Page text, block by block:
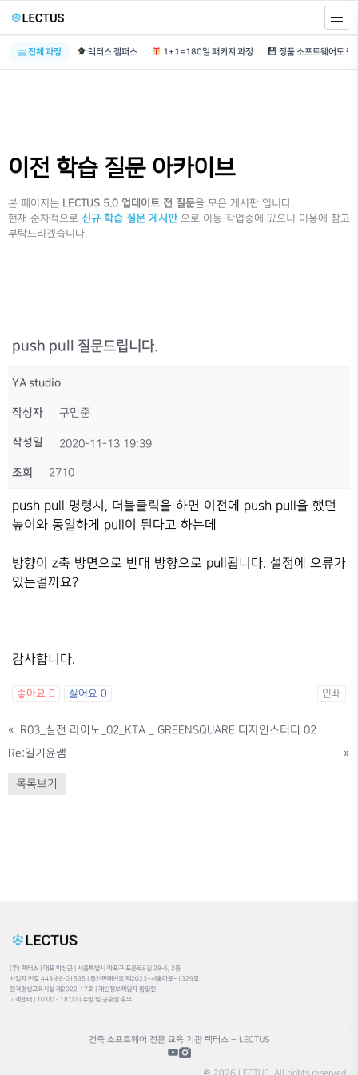
전체 과정 렉터스 캠퍼스 1+1=180일 패키지 과정
이전 학습 질문 아카이브
본 페이지는 LECTUS 5.0 업데이트 전 질문을 모은 게시판 입니다.
현재 순차적으로 신규 학습 질문 게시판 으로 이동 작업중에 있으니 이용에 참고
부탁드리겠습니다.
push pull 질문드립니다.
YA studio
작성자 구민준
작성일 2020-11-13 19:39
조회 2710
push pull 명령시, 더블클릭을 하면 이전에 push pull을 했던
높이와 동일하게 pull이 된다고 하는데
방향이 z축 방면으로 반대 방향으로 pull됩니다. 설정에 오류가
있는걸까요?
감사합니다.
좋아요 0 싫어요 0 인쇄
« R03_실전 라이노_02_KTA _ GREENSQUARE 디자인스터디 02
Re:길기윤쌤
»
목록보기